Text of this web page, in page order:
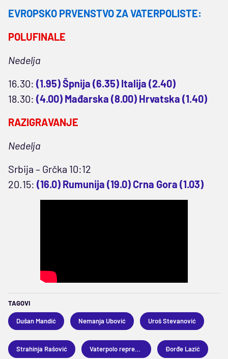
EVROPSKO PRVENSTVO ZA VATERPOLISTE:
POLUFINALE
Nedelja
16.30: (1.95) Špnija (6.35) Italija (2.40)
18.30: (4.00) Mađarska (8.00) Hrvatska (1.40)
RAZIGRAVANJE
Nedelja
Srbija – Grčka 10:12
20.15: (16.0) Rumunija (19.0) Crna Gora (1.03)
TAGOVI
Dušan Mandić Nemanja Ubović Uroš Stevanović
Strahinja Rašović Đorđe Lazić